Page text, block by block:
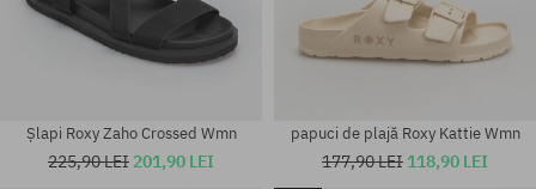
Șlapi Roxy Zaho Crossed Wmn
225,90 LEI 201,90 LEI
papuci de plajă Roxy Kattie Wmn
177,90 LEI 118,90 LEI